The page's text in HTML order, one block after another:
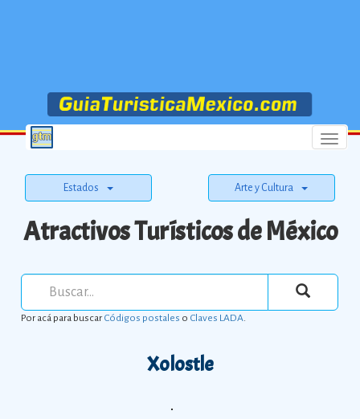
Menu
Estados Arte y Cultura
Atractivos Turísticos de México
Por acá para buscarCódigos postales o Claves LADA.
Xolostle